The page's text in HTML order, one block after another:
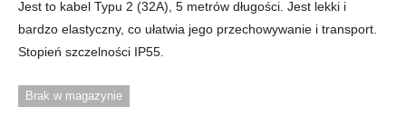
Jest to kabel Typu 2 (32A), 5 metrów długości. Jest lekki i
bardzo elastyczny, co ułatwia jego przechowywanie i transport.
Stopień szczelności IP55.
Brak w magazynie